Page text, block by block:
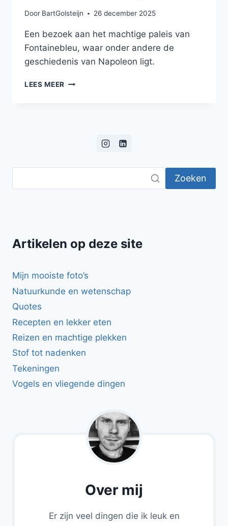
Door BartGolsteijn 26 december 2025
Een bezoek aan het machtige paleis van
Fontainebleu, waar onder andere de
geschiedenis van Napoleon ligt.
LEES MEER CHÂTEAU
Zoeken
Artikelen op deze site
Mijn mooiste foto’s
Natuurkunde en wetenschap
Quotes
Recepten en lekker eten
Reizen en machtige plekken
Stof tot nadenken
Tekeningen
Vogels en vliegende dingen
Over mij
Er zijn veel dingen die ik leuk en